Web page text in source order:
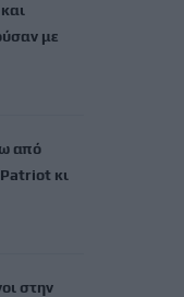
με
από
κι
στην